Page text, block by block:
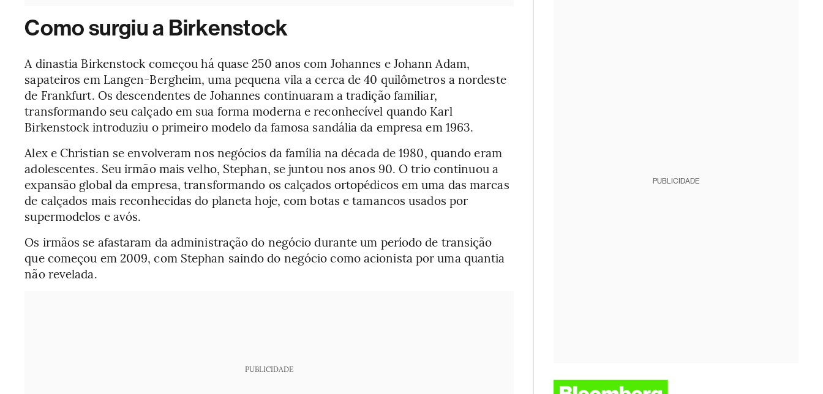
Como surgiu a Birkenstock
A dinastia Birkenstock começou há quase 250 anos com Johannes e Johann Adam,
sapateiros em Langen-Bergheim, uma pequena vila a cerca de 40 quilômetros a nordeste
de Frankfurt. Os descendentes de Johannes continuaram a tradição familiar,
transformando seu calçado em sua forma moderna e reconhecível quando Karl
Birkenstock introduziu o primeiro modelo da famosa sandália da empresa em 1963.
Alex e Christian se envolveram nos negócios da família na década de 1980, quando eram
adolescentes. Seu irmão mais velho, Stephan, se juntou nos anos 90. O trio continuou a
expansão global da empresa, transformando os calçados ortopédicos em uma das marcas
de calçados mais reconhecidas do planeta hoje, com botas e tamancos usados por
supermodelos e avós.
Os irmãos se afastaram da administração do negócio durante um período de transição
que começou em 2009, com Stephan saindo do negócio como acionista por uma quantia
não revelada.
PUBLICIDADE
PUBLICIDADE